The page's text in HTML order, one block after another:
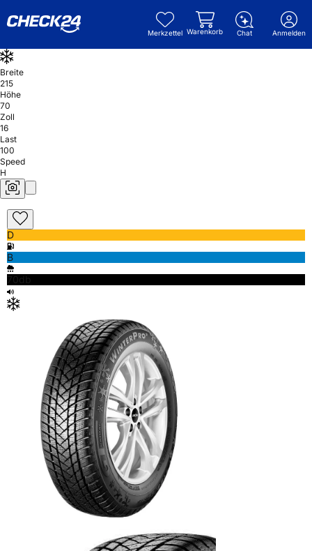
Merkzettel Warenkorb Chat Anmelden
Breite
215
Höhe
70
Zoll
16
Last
100
Speed
H
D
B
70db